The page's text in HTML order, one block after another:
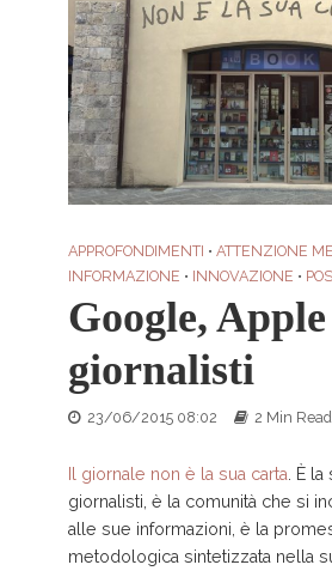
APPROFONDIMENTI • ATTENZIONE
INFORMAZIONE • INNOVAZIONE •
Google,
giornalisti
23/06/2015 08:02 2 Min Read
Il giornale non è la sua carta . È
giornalisti, è la comunità che si
alle sue informazioni, è la
metodologica sintetizzata nella